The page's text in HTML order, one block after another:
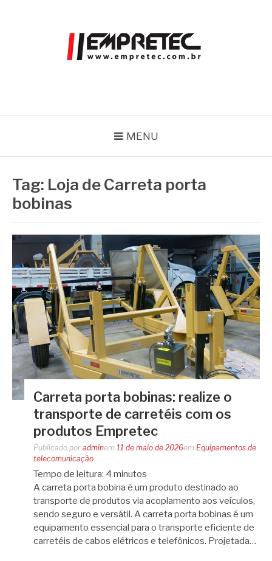
MENU
Tag: Loja de Carreta porta
bobinas
Carreta porta bobinas: realize o
transporte de carretéis com os
produtos Empretec
Publicado por adminem 11 de maio de 2026em Equipamentos de
telecomunicação
Tempo de leitura: 4 minutos
A carreta porta bobina é um produto destinado ao
transporte de produtos via acoplamento aos veículos,
sendo seguro e versátil. A carreta porta bobinas é um
equipamento essencial para o transporte eficiente de
carretéis de cabos elétricos e telefônicos. Projetada…